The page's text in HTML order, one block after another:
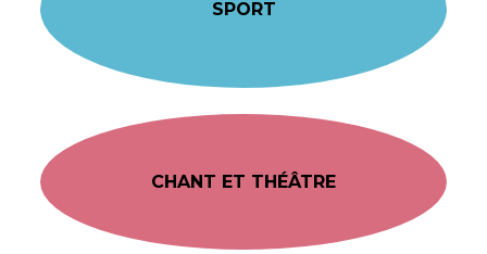
SPORT
CHANT ET THÉÂTRE